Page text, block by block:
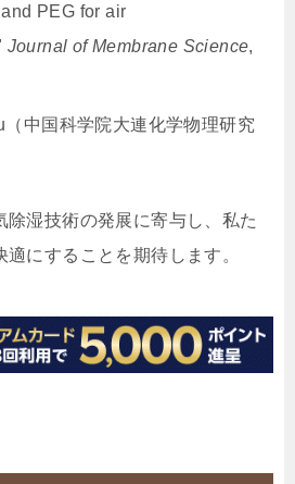
PEG for air
Journal of Membrane Science,
中国科学院大連化学物理研究
除湿技術の発展に寄与し、私た
にすることを期待します。